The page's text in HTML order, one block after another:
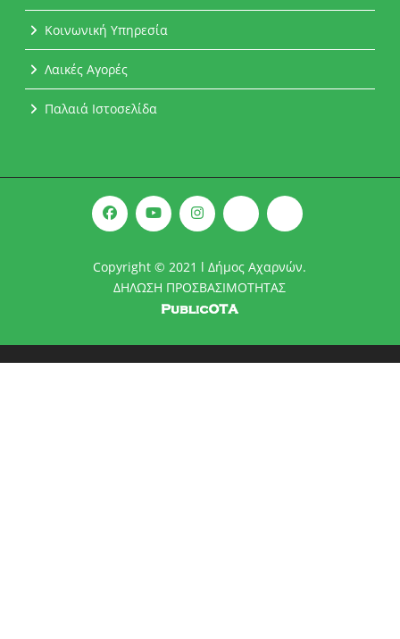
Κοινωνική Υπηρεσία
Λαικές Αγορές
Παλαιά Ιστοσελίδα
Copyright © 2021 l Δήμος Αχαρνών.
ΔΗΛΩΣΗ ΠΡΟΣΒΑΣΙΜΟΤΗΤΑΣ